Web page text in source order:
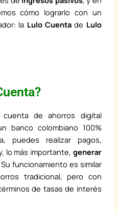
cómo lograrlo con un
la Lulo Cuentade Lulo
de ahorros digital
banco colombiano 100%
puedes realizar pagos,
lo más importante, generar
Su funcionamiento es similar
tradicional, pero con
de tasas de interés